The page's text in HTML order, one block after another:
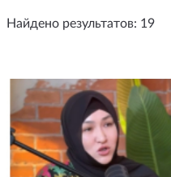
Найдено результатов: 19